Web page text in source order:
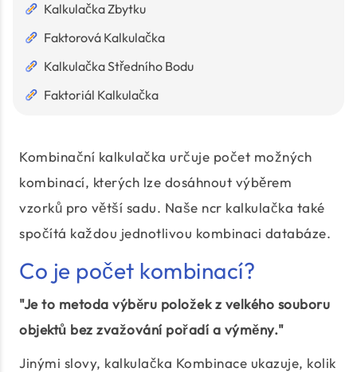
Kalkulačka Zbytku
Faktorová Kalkulačka
Kalkulačka Středního Bodu
Faktoriál Kalkulačka
Kombinační kalkulačka určuje počet možných
kombinací, kterých lze dosáhnout výběrem
vzorků pro větší sadu. Naše ncr kalkulačka také
spočítá každou jednotlivou kombinaci databáze.
Co je počet kombinací?
"Je to metoda výběru položek z velkého souboru
objektů bez zvažování pořadí a výměny."
Jinými slovy, kalkulačka Kombinace ukazuje, kolik